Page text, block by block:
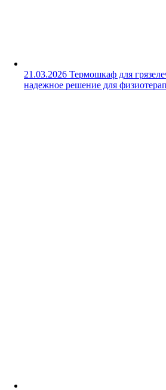
21.03.2026 Термошкаф для
надежное решение для